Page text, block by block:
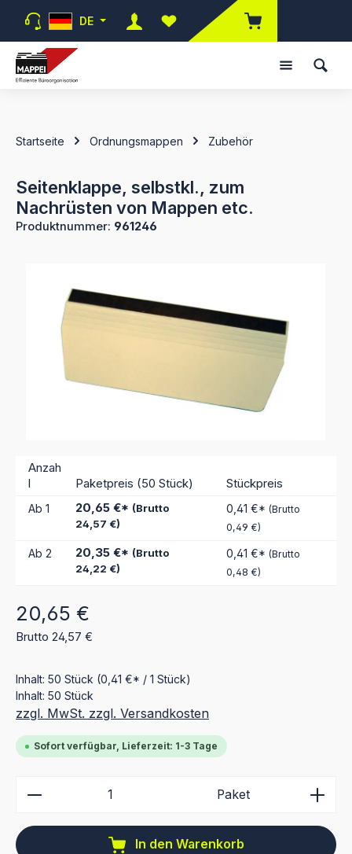
Zum Hauptinhalt springen
DE
Du hast 0 Produkte auf dem
Startseite Ordnungsmappen Zubehör
Seitenklappe, selbstkl., zum
Nachrüsten von Mappen etc.
Produktnummer: 961246
Anzah
l
Paketpreis (50 Stück) Stückpreis
Ab 1 20,65 €* (Brutto
24,57 €)
0,41 €* (Brutto
0,49 €)
Ab 2 20,35 €* (Brutto
24,22 €)
0,41 €* (Brutto
0,48 €)
Regulärer Preis:
20,65 €
Brutto 24,57 €
Inhalt: 50 Stück (0,41 €* / 1 Stück)
Inhalt: 50 Stück
zzgl. MwSt. zzgl. Versandkosten
Sofort verfügbar, Lieferzeit: 1-3 Tage
Produkt Anzahl: Gib den gewünschten Wert ein
Paket
In den Warenkorb